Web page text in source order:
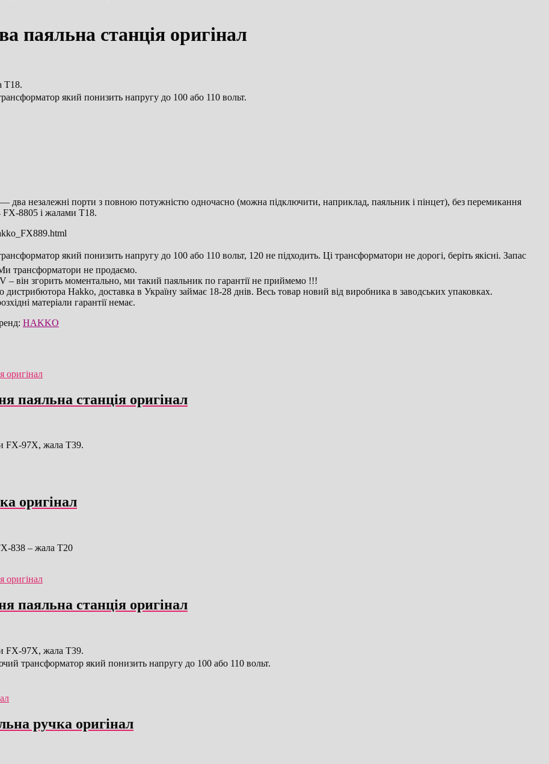
паяльна станція оригінал
T18.
який понизить напругу до 100 або 110 вольт.
два незалежні порти з повною потужністю одночасно (можна підключити, наприклад, паяльник і пінцет), без перемикання
8805 і жалами T18.
який понизить напругу до 100 або 110 вольт, 120 не підходить. Ці трансформатори не дорогі, беріть якісні. Запас
трансформатори не продаємо.
він згорить моментально, ми такий паяльник по гарантії не приймемо !!!
дистрибютора Hakko, доставка в Україну займає 18-28 днів. Весь товар новий від виробника в заводських упаковках.
матеріали гарантії немає.
HAKKO
паяльна станція оригінал
FX-97X, жала T39.
оригінал
838 – жала T20
паяльна станція оригінал
FX-97X, жала T39.
трансформатор який понизить напругу до 100 або 110 вольт.
ручка оригінал